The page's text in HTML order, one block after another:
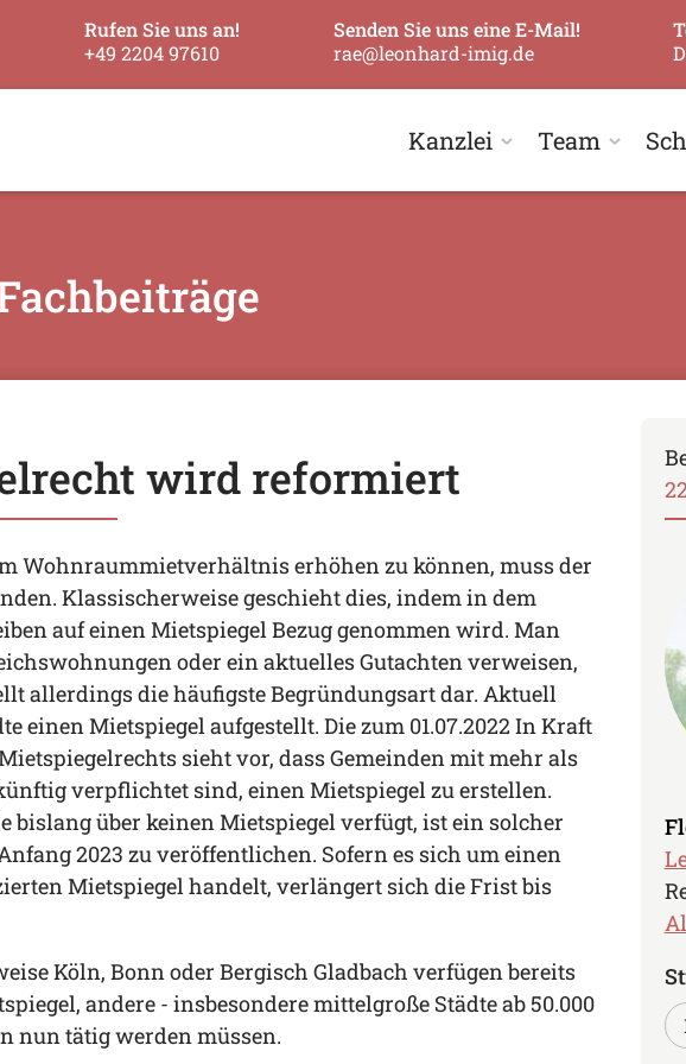
Rufen Sie uns an!
+49 2204 97610
Senden Sie uns eine E-Mail!
rae@leonhard-imig.de
Kanzlei Team
wird reformiert
Wohnraummietverhältnis erhöhen zu können, muss der
Klassischerweise geschieht dies, indem in dem
auf einen Mietspiegel Bezug genommen wird. Man
oder ein aktuelles Gutachten verweisen,
allerdings die häufigste Begründungsart dar. Aktuell
einen Mietspiegel aufgestellt. Die zum 01.07.2022 In Kraft
sieht vor, dass Gemeinden mit mehr als
verpflichtet sind, einen Mietspiegel zu erstellen.
bislang über keinen Mietspiegel verfügt, ist ein solcher
2023 zu veröffentlichen. Sofern es sich um einen
Mietspiegel handelt, verlängert sich die Frist bis
Köln, Bonn oder Bergisch Gladbach verfügen bereits
andere - insbesondere mittelgroße Städte ab 50.000
nun tätig werden müssen.